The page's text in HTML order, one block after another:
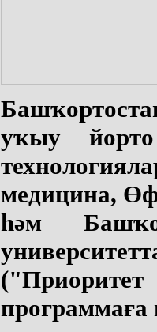
уҡыу
медицина,
һәм
программаға